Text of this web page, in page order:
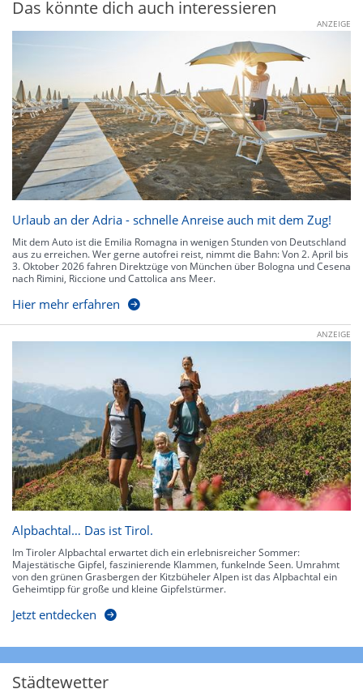
Das könnte dich auch interessieren
ANZEIGE
Urlaub an der Adria - schnelle Anreise auch mit dem Zug!
Mit dem Auto ist die Emilia Romagna in wenigen Stunden von Deutschland
aus zu erreichen. Wer gerne autofrei reist, nimmt die Bahn: Von 2. April bis
3. Oktober 2026 fahren Direktzüge von München über Bologna und Cesena
nach Rimini, Riccione und Cattolica ans Meer.
Hier mehr erfahren
ANZEIGE
Alpbachtal… Das ist Tirol.
Im Tiroler Alpbachtal erwartet dich ein erlebnisreicher Sommer:
Majestätische Gipfel, faszinierende Klammen, funkelnde Seen. Umrahmt
von den grünen Grasbergen der Kitzbüheler Alpen ist das Alpbachtal ein
Geheimtipp für große und kleine Gipfelstürmer.
Jetzt entdecken
Städtewetter